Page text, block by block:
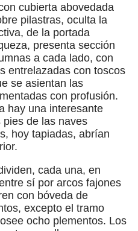
cubierta abovedada
pilastras, oculta la
de la portada
presenta sección
a cada lado, con
entrelazadas con toscos
se asientan las
con profusión.
hay una interesante
pies de las naves
hoy tapiadas, abrían
cada una, en
sí por arcos fajones
con bóveda de
excepto el tramo
ocho plementos. Los